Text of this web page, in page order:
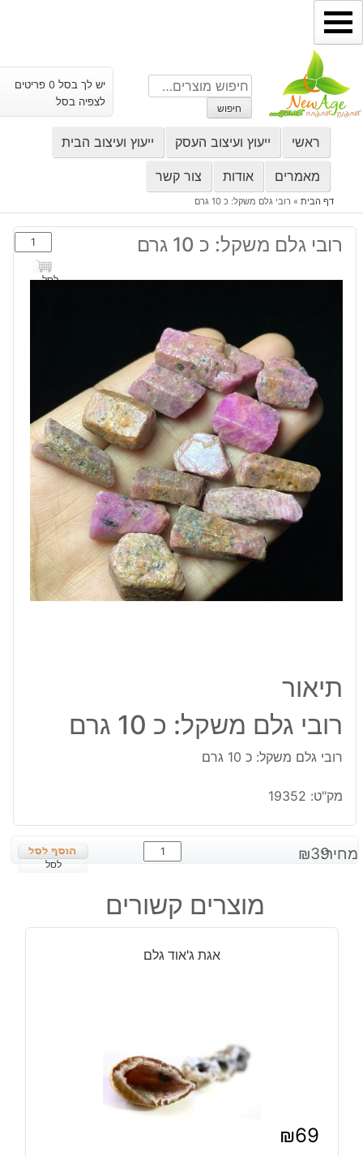
דילוג
לתוכן
חיפוש
עבור:
חיפוש
יש לך בסל 0 פריטים
לצפיה בסל
ראשי ייעוץ ועיצוב העסק ייעוץ ועיצוב הבית
מאמרים אודות צור קשר
דף הבית» רובי גלם משקל: כ 10 גרם
רובי גלם משקל: כ 10 גרם
כמות
של
רובי
לסל
תיאור
רובי גלם משקל: כ 10 גרם
רובי גלם משקל: כ 10 גרם
מק"ט: 19352
מחיר: ₪39
כמות
של
גלם
משקל:
10
לסל
מוצרים קשורים
אגת ג'אוד גלם
₪69